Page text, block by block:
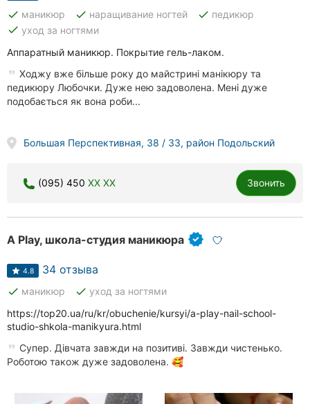
Франковск
Луцк
Ужгород
Карпаты
done маникюр done наращивание ногтей done педикюр
done уход за ногтями
Аппаратный маникюр. Покрытие гель-лаком.
Ходжу вже більше року до майстрині манікюру та
педикюру Любочки. Дуже нею задоволена. Мені дуже
подобається як вона роби...
Большая Перспективная, 38 / 33, район Подольский
(095) 450 XX XX Звонить
A Play, школа-студия маникюра
4.8 34 отзыва
done маникюр done уход за ногтями
https://top20.ua/ru/kr/obuchenie/kursyi/a-play-nail-school-
studio-shkola-manikyura.html
Супер. Дівчата завжди на позитиві. Завжди чистенько.
Роботою також дуже задоволена. 🥰